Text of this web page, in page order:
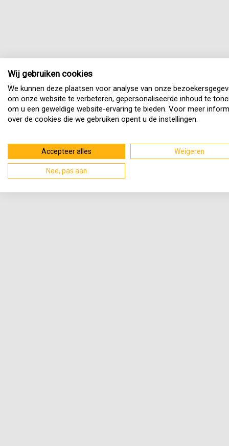
Wij gebruiken cookies
We kunnen deze plaatsen voor analyse van onze
om onze website te verbeteren, gepersonaliseerde inhoud te
om u een geweldige website-ervaring te bieden. Voor meer
over de cookies die we gebruiken opent u de instellingen.
Accepteer alles Weigeren
Nee, pas aan